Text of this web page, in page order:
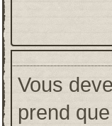
Vous
prend